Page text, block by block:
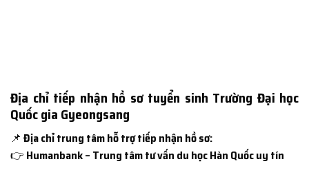
Địa chỉ tiếp nhận hồ sơ tuyển sinh Trường Đại học
Quốc gia Gyeongsang
📌 Địa chỉ trung tâm hỗ trợ tiếp nhận hồ sơ:
👉 Humanbank – Trung tâm tư vấn du học Hàn Quốc uy tín